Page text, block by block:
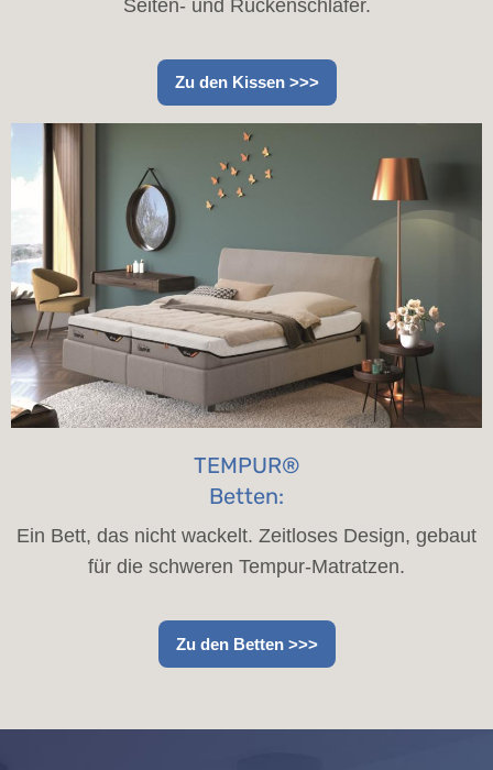
Seiten- und Rückenschläfer.
Zu den Kissen >>>
TEMPUR®
Betten:
Ein Bett, das nicht wackelt. Zeitloses Design, gebaut
für die schweren Tempur-Matratzen.
Zu den Betten >>>